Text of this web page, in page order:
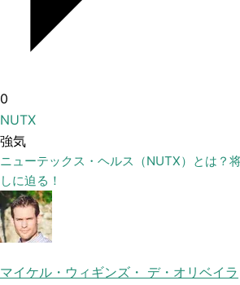
0
NUTX
強気
ニューテックス・ヘルス（NUTX）とは？
しに迫る！
マイケル・ウィギンズ・ デ・オリベイラ